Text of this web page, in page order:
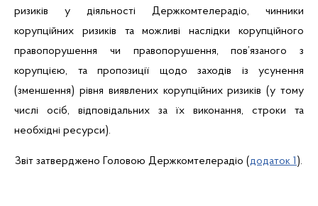
ризиків у діяльності Держкомтелерадіо, чинники
корупційних ризиків та можливі наслідки корупційного
правопорушення чи правопорушення, пов’язаного з
корупцією, та пропозиції щодо заходів із усунення
(зменшення) рівня виявлених корупційних ризиків (у тому
числі осіб, відповідальних за їх виконання, строки та
необхідні ресурси).
Звіт затверджено Головою Держкомтелерадіо (додаток 1 ).